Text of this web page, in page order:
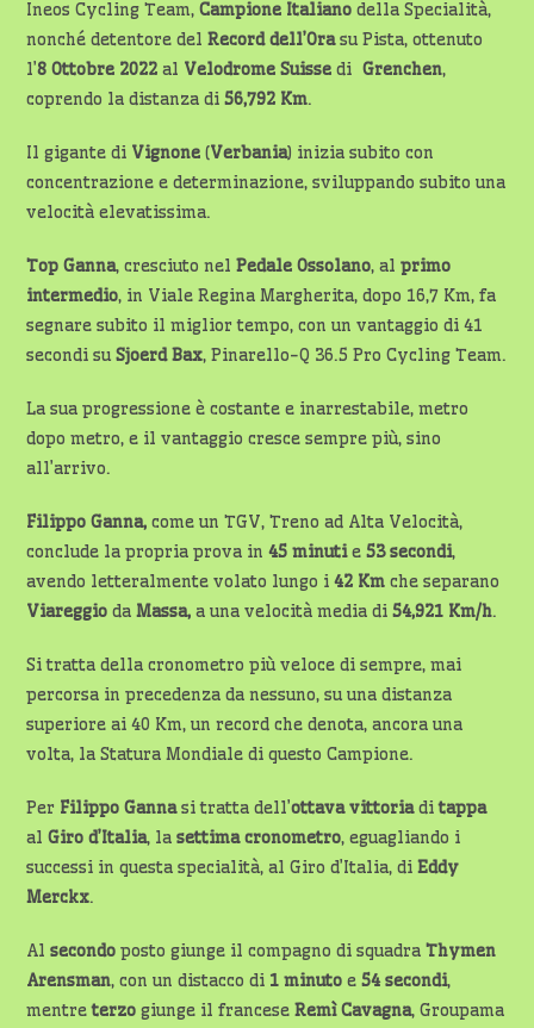
Ineos Cycling Team,Campione Italiano della Specialità,
nonché detentore delRecord dell’Orasu Pista, ottenuto
l’8 Ottobre 2022 al Velodrome Suisse diGrenchen,
coprendo la distanza di56,792 Km.
Il gigante di Vignone (Verbania) inizia subito con
concentrazione e determinazione, sviluppando subito una
velocità elevatissima.
Top Ganna, cresciuto nelPedale Ossolano, alprimo
intermedio, in Viale Regina Margherita, dopo 16,7 Km, fa
segnare subito il miglior tempo, con un vantaggio di 41
secondi suSjoerd Bax, Pinarello-Q 36.5 Pro Cycling Team.
La sua progressione è costante e inarrestabile, metro
dopo metro, e il vantaggio cresce sempre più, sino
all’arrivo.
Filippo Ganna, come un TGV, Treno ad Alta Velocità,
conclude la propria prova in45 minutie53 secondi,
avendo letteralmente volato lungo i42 Km che separano
Viareggio daMassa, a una velocità media di54,921 Km/h.
Si tratta della cronometro più veloce di sempre, mai
percorsa in precedenza da nessuno, su una distanza
superiore ai 40 Km, un record che denota, ancora una
volta, la Statura Mondiale di questo Campione.
Per Filippo Gannasi tratta dell’ottava vittoriaditappa
alGiro d’Italia, lasettima cronometro, eguagliando i
successi in questa specialità, al Giro d’Italia, diEddy
Merckx.
Alsecondo posto giunge il compagno di squadraThymen
Arensman, con un distacco di 1 minuto e54 secondi,
mentreterzo giunge il franceseRemì Cavagna, Groupama